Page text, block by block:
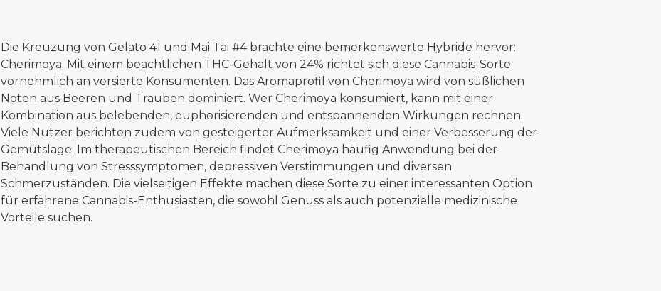
Die Kreuzung von Gelato 41 und Mai Tai #4 brachte eine bemerkenswerte Hybride hervor:
Cherimoya. Mit einem beachtlichen THC-Gehalt von 24% richtet sich diese Cannabis-Sorte
vornehmlich an versierte Konsumenten. Das Aromaprofil von Cherimoya wird von süßlichen
Noten aus Beeren und Trauben dominiert. Wer Cherimoya konsumiert, kann mit einer
Kombination aus belebenden, euphorisierenden und entspannenden Wirkungen rechnen.
Viele Nutzer berichten zudem von gesteigerter Aufmerksamkeit und einer Verbesserung der
Gemütslage. Im therapeutischen Bereich findet Cherimoya häufig Anwendung bei der
Behandlung von Stresssymptomen, depressiven Verstimmungen und diversen
Schmerzuständen. Die vielseitigen Effekte machen diese Sorte zu einer interessanten Option
für erfahrene Cannabis-Enthusiasten, die sowohl Genuss als auch potenzielle medizinische
Vorteile suchen.